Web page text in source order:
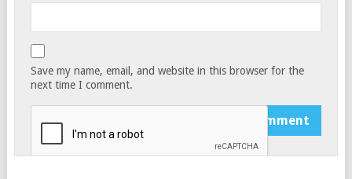
Save my name, email, and website in this browser for the
next time I comment.